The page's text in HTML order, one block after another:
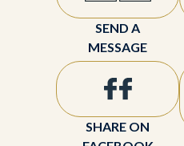
SEND A
MESSAGE
SHARE ON